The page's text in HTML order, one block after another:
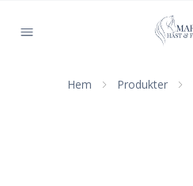
Hem Produkter